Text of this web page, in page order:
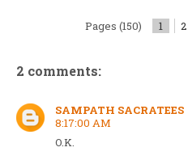
Pages (150) 1 2
2 comments:
SAMPATH SACRATEES
8:17:00 AM
O.K.